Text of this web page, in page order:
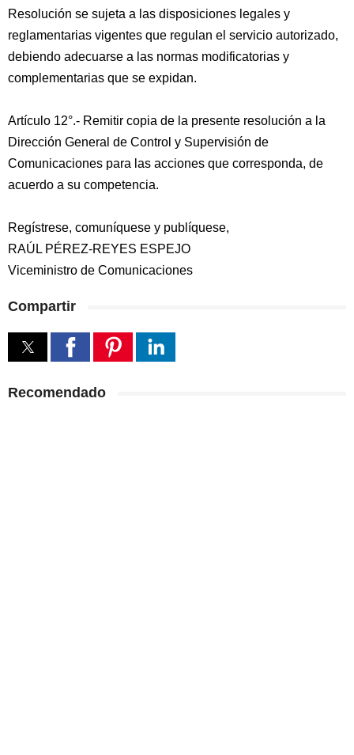
Resolución se sujeta a las disposiciones legales y
reglamentarias vigentes que regulan el servicio autorizado,
debiendo adecuarse a las normas modificatorias y
complementarias que se expidan.
Artículo 12°.- Remitir copia de la presente resolución a la
Dirección General de Control y Supervisión de
Comunicaciones para las acciones que corresponda, de
acuerdo a su competencia.
Regístrese, comuníquese y publíquese,
RAÚL PÉREZ-REYES ESPEJO
Viceministro de Comunicaciones
Compartir
Recomendado